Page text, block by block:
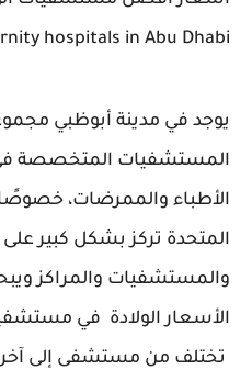
hospitals in Abu Dhabi.
يوجد في مدينة أبوظبي
المستشفيات المتخصصة
الأطباء والممرضات، خصوصًا
المتحدة تركز بشكل كبير على
والمستشفيات والمراكز
الأسعار الولادة في
تختلف من مستشفى إلى